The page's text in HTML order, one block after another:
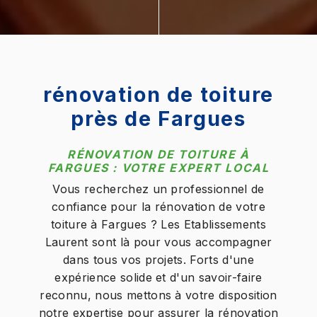
rénovation de toiture
près de Fargues
RÉNOVATION DE TOITURE À
FARGUES : VOTRE EXPERT LOCAL
Vous recherchez un professionnel de
confiance pour la rénovation de votre
toiture à Fargues ? Les Etablissements
Laurent sont là pour vous accompagner
dans tous vos projets. Forts d'une
expérience solide et d'un savoir-faire
reconnu, nous mettons à votre disposition
notre expertise pour assurer la rénovation